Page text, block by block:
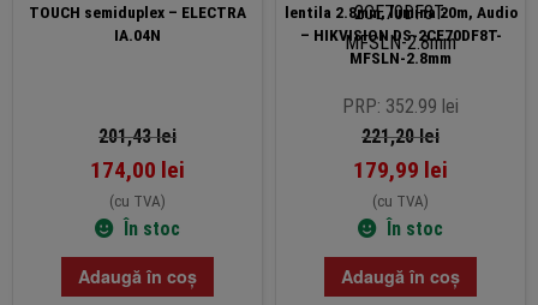
TOUCH semiduplex – ELECTRA
IA.04N
201,43lei
174,00 lei
(cu TVA)
În stoc
Adaugă în coș
lentila 2.8mm, lumina 20m, Audio
– HIKVISION DS-2CE70DF8T-
MFSLN-2.8mm
PRP: 352.99 lei
221,20lei
179,99 lei
(cu TVA)
În stoc
Adaugă în coș